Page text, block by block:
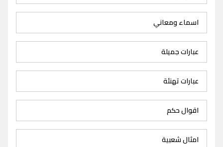
اسماء ومعاني
عبارات جميلة
عبارات تهنئة
اقوال حكم
امثال شعبية